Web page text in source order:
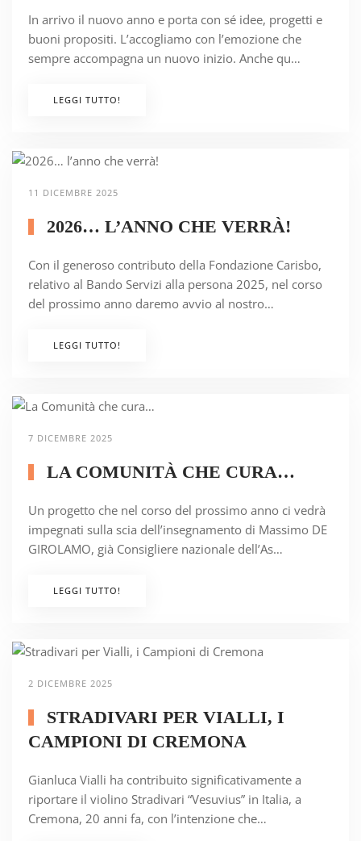
In arrivo il nuovo anno e porta con sé idee, progetti e
buoni propositi. L’accogliamo con l’emozione che
sempre accompagna un nuovo inizio. Anche qu…
LEGGI TUTTO!
11 DICEMBRE 2025
2026… L’ANNO CHE VERRÀ!
Con il generoso contributo della Fondazione Carisbo,
relativo al Bando Servizi alla persona 2025, nel corso
del prossimo anno daremo avvio al nostro…
LEGGI TUTTO!
7 DICEMBRE 2025
LA COMUNITÀ CHE CURA…
Un progetto che nel corso del prossimo anno ci vedrà
impegnati sulla scia dell’insegnamento di Massimo DE
GIROLAMO, già Consigliere nazionale dell’As…
LEGGI TUTTO!
2 DICEMBRE 2025
STRADIVARI PER VIALLI, I
CAMPIONI DI CREMONA
Gianluca Vialli ha contribuito significativamente a
riportare il violino Stradivari “Vesuvius” in Italia, a
Cremona, 20 anni fa, con l’intenzione che…